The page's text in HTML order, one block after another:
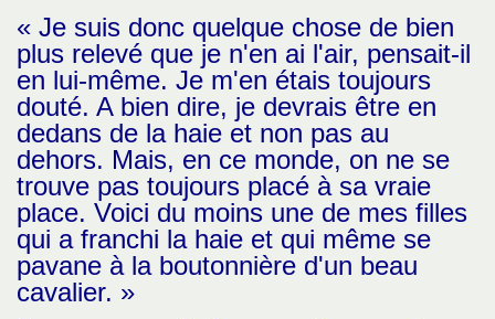
« Je suis donc quelque chose de bien
plus relevé que je n'en ai l'air, pensait-il
en lui-même. Je m'en étais toujours
douté. A bien dire, je devrais être en
dedans de la haie et non pas au
dehors. Mais, en ce monde, on ne se
trouve pas toujours placé à sa vraie
place. Voici du moins une de mes filles
qui a franchi la haie et qui même se
pavane à la boutonnière d'un beau
cavalier. »